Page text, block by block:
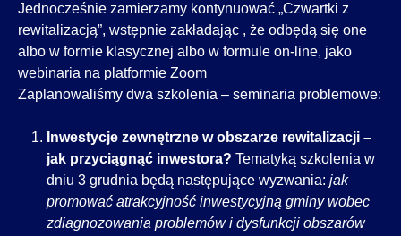
Jednocześnie zamierzamy kontynuować „Czwartki z
rewitalizacją”, wstępnie zakładając , że odbędą się one
albo w formie klasycznej albo w formule on-line, jako
webinaria na platformie Zoom
Zaplanowaliśmy dwa szkolenia – seminaria problemowe:
Inwestycje zewnętrzne w obszarze rewitalizacji –
jak przyciągnąć inwestora? Tematyką szkolenia w
dniu 3 grudnia będą następujące wyzwania: jak
promować atrakcyjność inwestycyjną gminy wobec
zdiagnozowania problemów i dysfunkcji obszarów